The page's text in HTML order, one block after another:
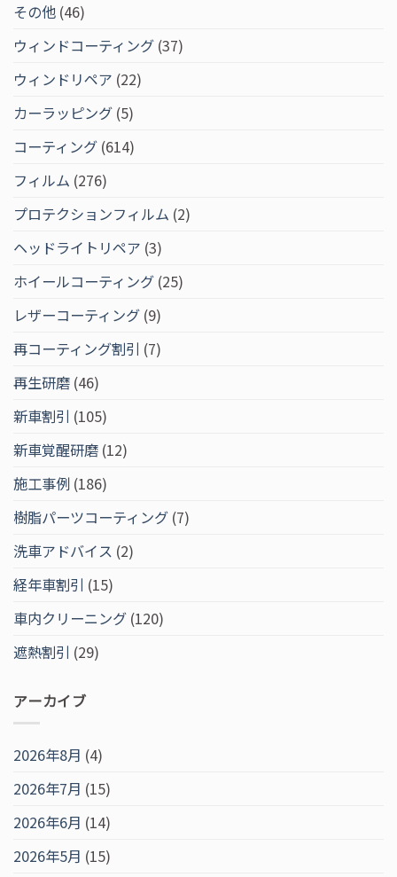
その他 (46)
ウィンドコーティング (37)
ウィンドリペア (22)
カーラッピング (5)
コーティング (614)
フィルム (276)
プロテクションフィルム (2)
ヘッドライトリペア (3)
ホイールコーティング (25)
レザーコーティング (9)
再コーティング割引 (7)
再生研磨 (46)
新車割引 (105)
新車覚醒研磨 (12)
施工事例 (186)
樹脂パーツコーティング (7)
洗車アドバイス (2)
経年車割引 (15)
車内クリーニング (120)
遮熱割引 (29)
アーカイブ
2026年8月 (4)
2026年7月 (15)
2026年6月 (14)
2026年5月 (15)